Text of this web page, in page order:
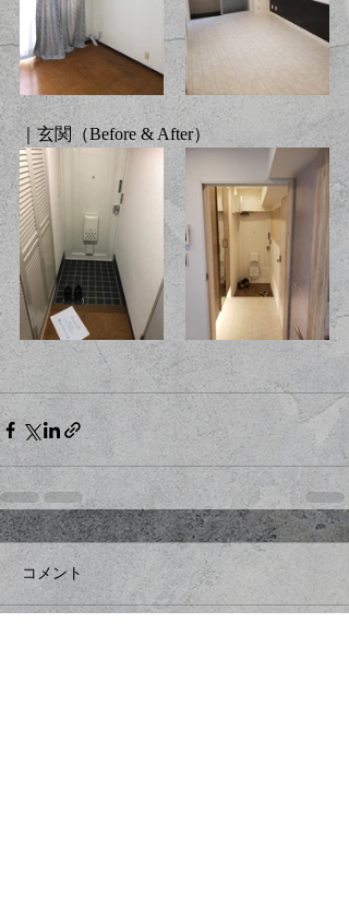
｜玄関（Before & After）
コメント